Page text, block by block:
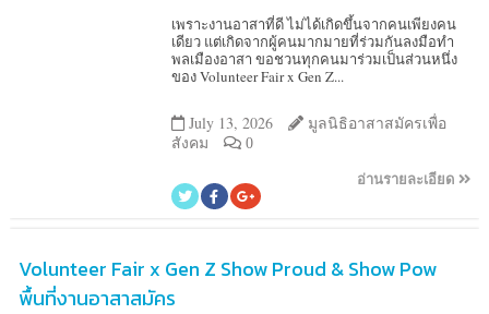
เพราะงานอาสาที่ดี ไม่ได้เกิดขึ้นจากคนเพียงคน
เดียว แต่เกิดจากผู้คนมากมายที่ร่วมกันลงมือทำ
พลเมืองอาสา ขอชวนทุกคนมาร่วมเป็นส่วนหนึ่ง
ของ Volunteer Fair x Gen Z...
July 13, 2026
มูลนิธิอาสาสมัครเพื่อ
สังคม
0
อ่านรายละเอียด
Volunteer Fair x Gen Z Show Proud & Show Pow
พื้นที่งานอาสาสมัคร